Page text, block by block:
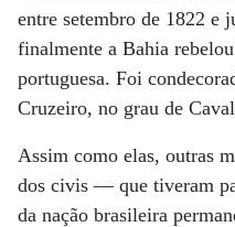
entre setembro de 1822 e
finalmente a Bahia
portuguesa. Foi
Cruzeiro, no grau de
Assim como elas, outras
dos civis — que tiveram
da nação brasileira